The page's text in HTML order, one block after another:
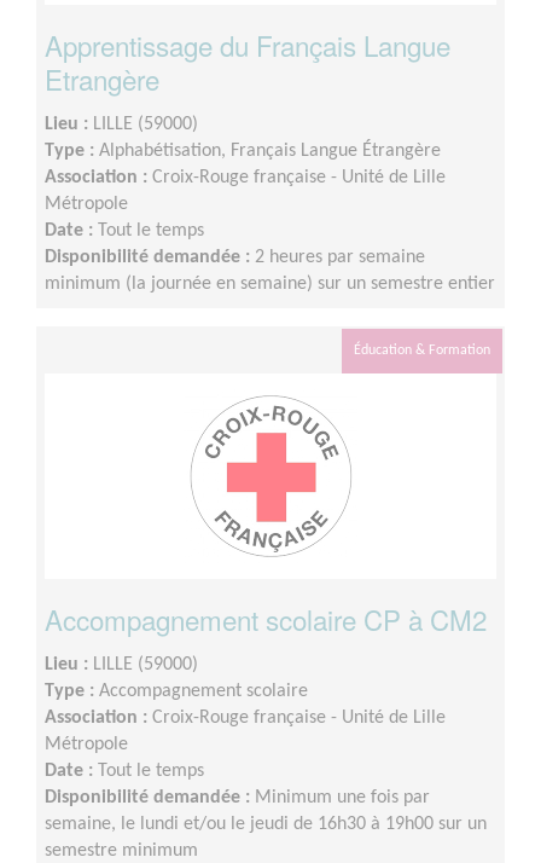
Apprentissage du Français Langue
Etrangère
Lieu : LILLE (59000)
Type : Alphabétisation, Français Langue Étrangère
Association : Croix-Rouge française - Unité de Lille
Métropole
Date : Tout le temps
Disponibilité demandée : 2 heures par semaine
minimum (la journée en semaine) sur un semestre entier
Éducation & Formation
Accompagnement scolaire CP à CM2
Lieu : LILLE (59000)
Type : Accompagnement scolaire
Association : Croix-Rouge française - Unité de Lille
Métropole
Date : Tout le temps
Disponibilité demandée : Minimum une fois par
semaine, le lundi et/ou le jeudi de 16h30 à 19h00 sur un
semestre minimum